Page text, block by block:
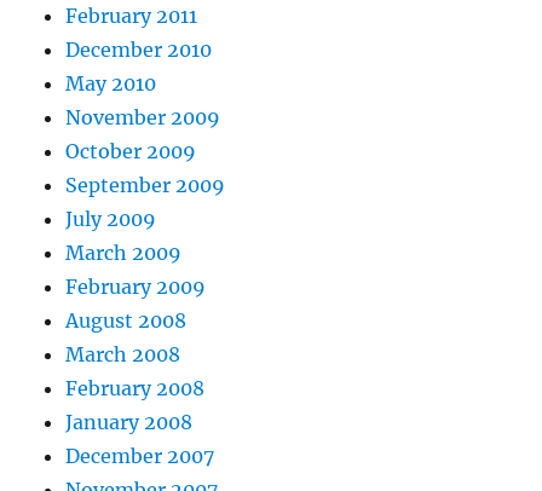
February 2011
December 2010
May 2010
November 2009
October 2009
September 2009
July 2009
March 2009
February 2009
August 2008
March 2008
February 2008
January 2008
December 2007